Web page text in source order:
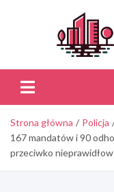
Strona główna
Policja
167 mandatów i 90
przeciwko